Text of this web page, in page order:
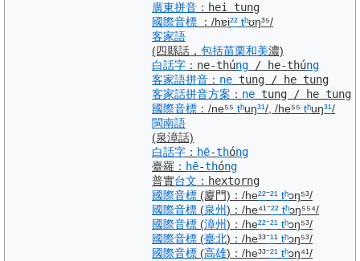
廣東拼音 ： hei tung
國際音標
： /hɐi̯²² tʰʊŋ³⁵/
客家語
(四縣話， 包括苗栗和美濃)
白話字 ： ne-thúng / he-thúng
客家語拼音 ： ne tung / he tung
客家話拼音方案 ： ne tung / he tung
國際音標 ： /ne⁵⁵ tʰuŋ³¹/, /he⁵⁵ tʰuŋ³¹/
閩南語
(泉漳話)
白話字 ： hē-thóng
臺羅 ： hē-thóng
普實台文 ： hextorng
國際音標 (廈門) ： /he²²⁻²¹ tʰɔŋ⁵³/
國際音標 (泉州) ： /he⁴¹⁻²² tʰɔŋ⁵⁵⁴/
國際音標 (漳州) ： /he²²⁻²¹ tʰɔŋ⁵³/
國際音標 (臺北) ： /he³³⁻¹¹ tʰɔŋ⁵³/
國際音標 (高雄) ： /he³³⁻²¹ tʰɔŋ⁴¹/